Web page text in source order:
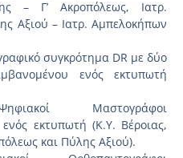
– Γ’ Ακροπόλεως, Ιατρ.
Αξιού – Ιατρ. Αμπελοκήπων
συγκρότημα DR με δύο
ενός εκτυπωτή
Μαστογράφοι
εκτυπωτή (Κ.Υ. Βέροιας,
και Πύλης Αξιού).